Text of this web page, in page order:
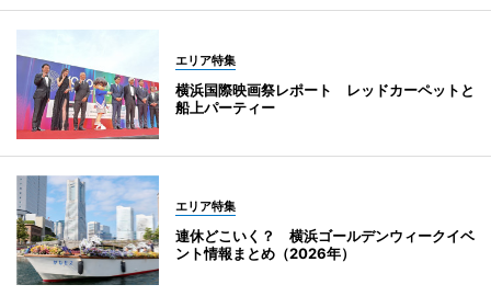
エリア特集
横浜国際映画祭レポート レッドカーペットと
船上パーティー
エリア特集
連休どこいく？ 横浜ゴールデンウィークイベ
ント情報まとめ（2026年）